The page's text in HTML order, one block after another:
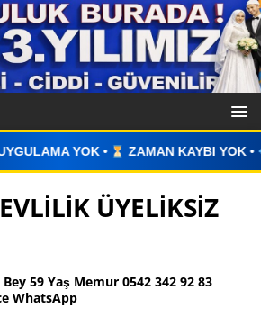
KAYBI YOK • İLAN VERİN •
ÜYELİKSİZ
Bey 59 Yaş Memur 0542 342 92 83
WhatsApp